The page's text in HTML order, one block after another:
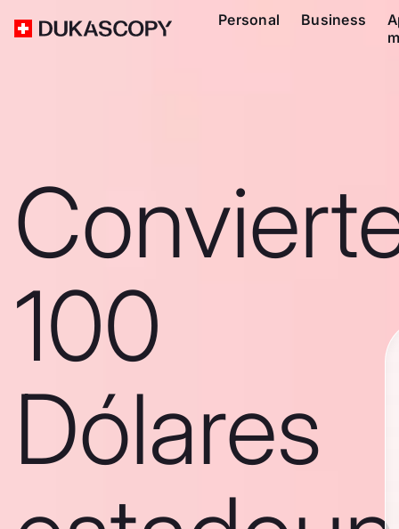
Personal Business
100
Dólares